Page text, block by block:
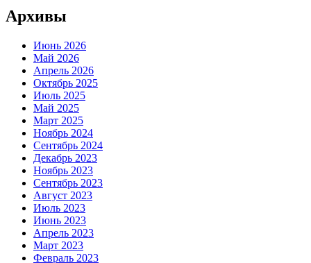
Архивы
Июнь 2026
Май 2026
Апрель 2026
Октябрь 2025
Июль 2025
Май 2025
Март 2025
Ноябрь 2024
Сентябрь 2024
Декабрь 2023
Ноябрь 2023
Сентябрь 2023
Август 2023
Июль 2023
Июнь 2023
Апрель 2023
Март 2023
Февраль 2023